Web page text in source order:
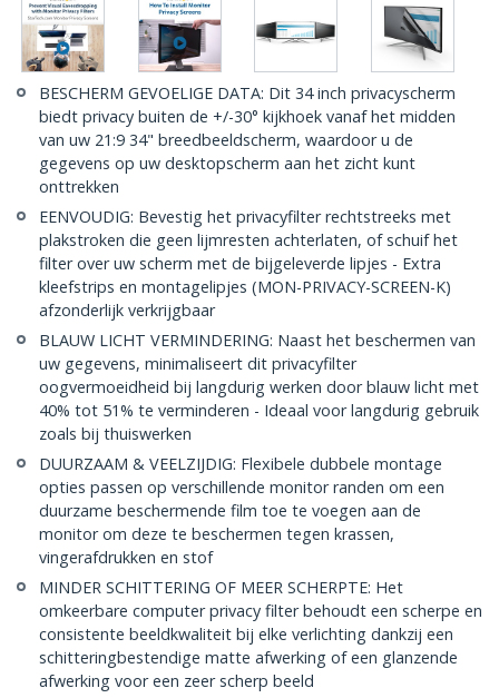
BESCHERM GEVOELIGE DATA: Dit 34 inch privacyscherm
biedt privacy buiten de +/-30° kijkhoek vanaf het midden
van uw 21:9 34" breedbeeldscherm, waardoor u de
gegevens op uw desktopscherm aan het zicht kunt
onttrekken
EENVOUDIG: Bevestig het privacyfilter rechtstreeks met
plakstroken die geen lijmresten achterlaten, of schuif het
filter over uw scherm met de bijgeleverde lipjes - Extra
kleefstrips en montagelipjes (MON-PRIVACY-SCREEN-K)
afzonderlijk verkrijgbaar
BLAUW LICHT VERMINDERING: Naast het beschermen van
uw gegevens, minimaliseert dit privacyfilter
oogvermoeidheid bij langdurig werken door blauw licht met
40% tot 51% te verminderen - Ideaal voor langdurig gebruik
zoals bij thuiswerken
DUURZAAM & VEELZIJDIG: Flexibele dubbele montage
opties passen op verschillende monitor randen om een
duurzame beschermende film toe te voegen aan de
monitor om deze te beschermen tegen krassen,
vingerafdrukken en stof
MINDER SCHITTERING OF MEER SCHERPTE: Het
omkeerbare computer privacy filter behoudt een scherpe en
consistente beeldkwaliteit bij elke verlichting dankzij een
schitteringbestendige matte afwerking of een glanzende
afwerking voor een zeer scherp beeld